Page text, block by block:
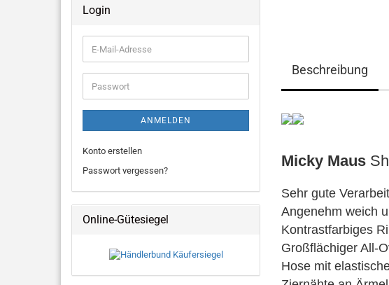
Beschreibung
Micky Maus
Sehr gute
Angenehm weich
Kontrastfarbiges
Großflächiger All-
Hose mit
Login
E-
Mail-
Adresse
Passwort
ANMELDEN
Konto erstellen
Passwort vergessen?
Online-Gütesiegel